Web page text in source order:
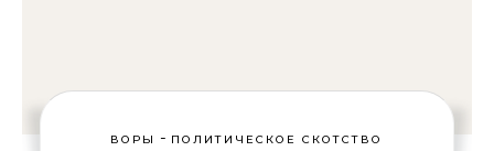
ВОРЫ - ПОЛИТИЧЕСКОЕ СКОТСТВО